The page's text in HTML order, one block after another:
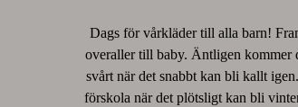
Dags för vårkläder till alla barn!
overaller till baby. Äntligen kommer
svårt när det snabbt kan bli kallt
förskola när det plötsligt kan bli